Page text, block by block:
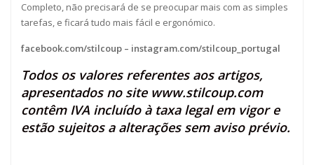
Completo, não precisará de se preocupar mais com as simples
tarefas, e ficará tudo mais fácil e ergonómico.
facebook.com/stilcoup – instagram.com/stilcoup_portugal
Todos os valores referentes aos artigos,
apresentados no site www.stilcoup.com
contêm IVA incluído à taxa legal em vigor e
estão sujeitos a alterações sem aviso prévio.